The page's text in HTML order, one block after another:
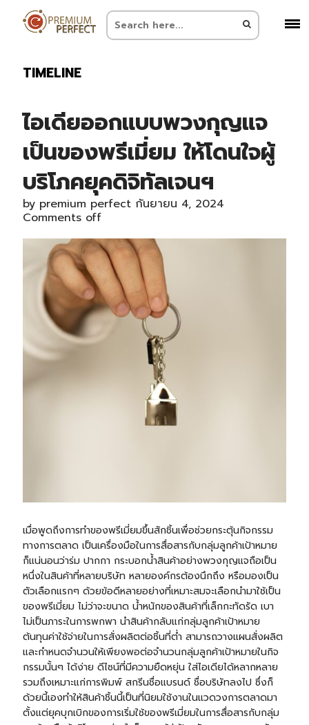
TIMELINE
ไอเดียออกแบบพวงกุญแจ
เป็นของพรีเมี่ยม ให้โดนใจผู้
บริโภคยุคดิจิทัลเจนฯ
by premium perfect กันยายน 4, 2024
Comments off
เมื่อพูดถึงการทำของพรีเมี่ยมขึ้นสักชิ้นเพื่อช่วยกระตุ้นกิจกรรม
ทางการตลาด เป็นเครื่องมือในการสื่อสารกับกลุ่มลูกค้าเป้าหมาย
ก็แน่นอนว่าร่มปากกา กระบอกน้ำสินค้าอย่างพวงกุญแจถือเป็น
หนึ่งในสินค้าที่หลายบริษัท หลายองค์กรต้องนึกถึง หรือมองเป็น
ตัวเลือกแรกๆ ด้วยข้อดีหลายอย่างที่เหมาะสมจะเลือกนำมาใช้เป็น
ของพรีเมี่ยม ไม่ว่าจะขนาด น้ำหนักของสินค้าที่เล็กกะทัดรัด เบา
ไม่เป็นภาระในการพกพา นำสินค้ากลับแก่กลุ่มลูกค้าเป้าหมาย
ต้นทุนค่าใช้จ่ายในการสั่งผลิตต่อชิ้นที่ต่ำ สามารถวางแผนสั่งผลิต
และกำหนดจำนวนให้เพียงพอต่อจำนวนกลุ่มลูกค้าเป้าหมายในกิจ
กรรมนั้นๆ ได้ง่าย ดีไซน์ที่มีความยืดหยุ่น ใส่ไอเดียได้หลากหลาย
รวมถึงเหมาะแก่การพิมพ์ สกรีนชื่อแบรนด์ ชื่อบริษัทลงไป ซึ่งก็
ด้วยนี้เองทำให้สินค้าชิ้นนี้เป็นที่นิยมใช้งานในแวดวงการตลาดมา
ตั้งแต่ยุคบุกเบิกของการเริ่มใช้ของพรีเมี่ยมในการสื่อสารกับกลุ่ม